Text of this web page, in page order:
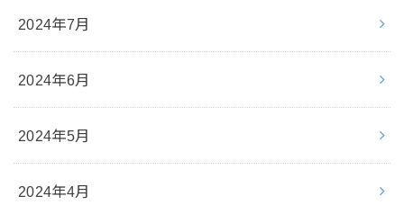
2024年7月
2024年6月
2024年5月
2024年4月